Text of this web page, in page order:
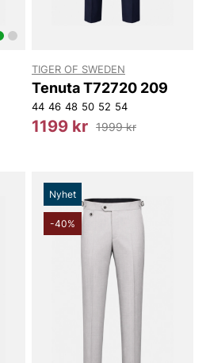
TIGER OF SWEDEN
Tenuta T72720 209
44 46 48 50 52 54
1199 kr 1999 kr
Nyhet
-40%